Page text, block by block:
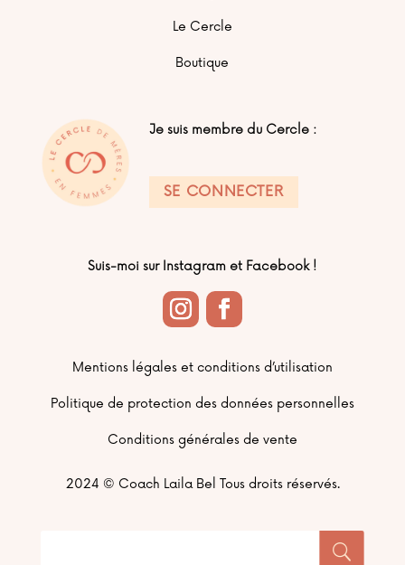
Le Cercle
Boutique
Je suis membre du Cercle :
SE CONNECTER
Suis-moi sur Instagram et Facebook !
Mentions légales et conditions d’utilisation
Politique de protection des données personnelles
Conditions générales de vente
2024 © Coach Laila Bel Tous droits réservés.